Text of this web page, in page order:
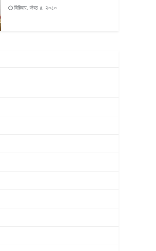
बिहिबार, जेष्ठ ४, २०८०